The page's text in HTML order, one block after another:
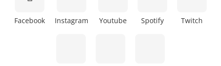
Facebook Instagram Youtube Spotify Twitch